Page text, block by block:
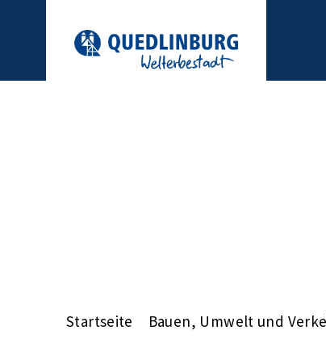
Startseite Bauen, Umwelt und